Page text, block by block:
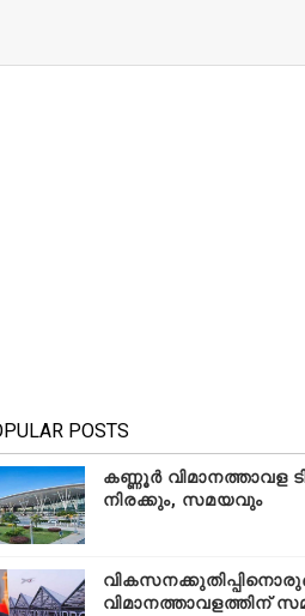
POSTS
കണ്ണൂർ വിമാനത്താവള
നിരക്കും, സമയവും
വിമാനത്താവളത്തിന്